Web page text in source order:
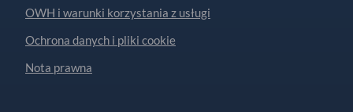
OWH i warunki korzystania z usługi
Ochrona danych i pliki cookie
Nota prawna